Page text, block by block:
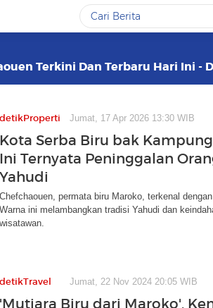
Terkini Dan Terbaru Hari Ini -
detikProperti Jumat, 17 Apr 2026 13:30 WIB
Kota Serba Biru bak
Ini Ternyata Peninggalan
Yahudi
Chefchaouen, permata biru Maroko, terkenal
Warna ini melambangkan tradisi Yahudi dan
wisatawan.
detikTravel Jumat, 22 Nov 2024 20:05 WIB
'Mutiara Biru dari Maroko',